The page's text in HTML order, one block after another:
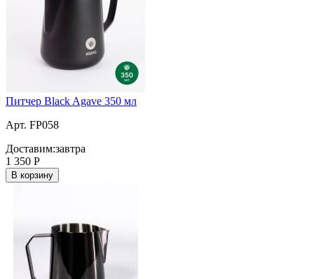
Питчер Black Agave 350 мл
Арт. FP058
Доставим:завтра
1 350 Р
В корзину